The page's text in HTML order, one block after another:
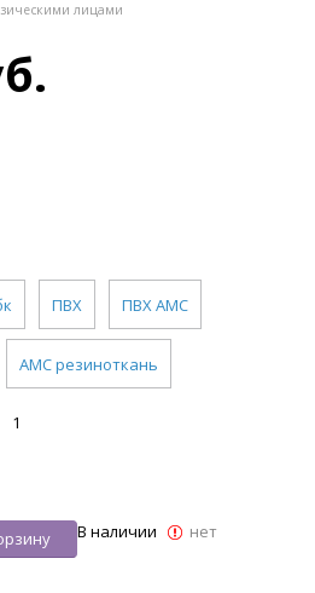
лицами
ПВХ ПВХ АМС
АМС резиноткань
1
В наличии нет